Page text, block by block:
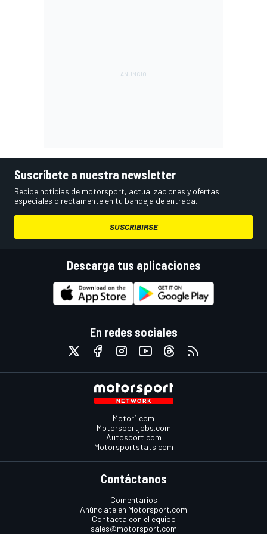
Suscríbete a nuestra newsletter
Recibe noticias de motorsport, actualizaciones y ofertas
especiales directamente en tu bandeja de entrada.
SUSCRIBIRSE
Descarga tus aplicaciones
En redes sociales
Motor1.com
Motorsportjobs.com
Autosport.com
Motorsportstats.com
Contáctanos
Comentarios
Anúnciate en Motorsport.com
Contacta con el equipo
sales@motorsport.com